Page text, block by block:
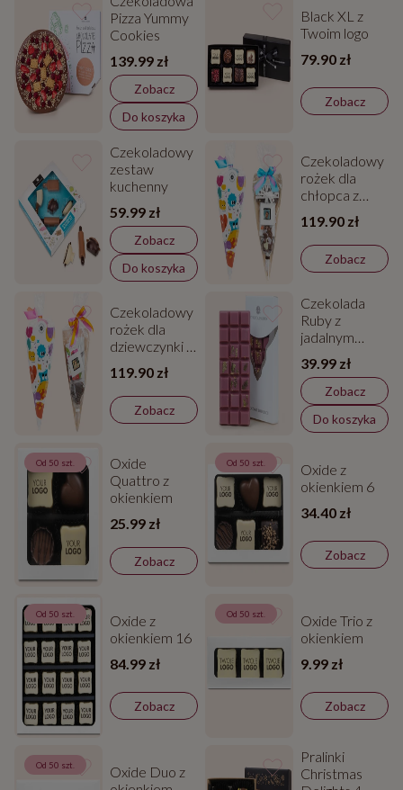
Pizza Yummy
Cookies
139.99 zł
Zobacz
Do koszyka
Black XL z
Twoim logo
79.90 zł
Zobacz
Czekoladowy
zestaw
kuchenny
59.99 zł
Zobacz
Do koszyka
Czekoladowy
rożek dla
chłopca z
zdjęciem
119.90 zł
Zobacz
Czekoladowy
rożek dla
dziewczynki z
zdjęciem
119.90 zł
Zobacz
Czekolada
Ruby z
jadalnym
39.99 zł
Zobacz
Do koszyka
Od 50 szt.
Oxide
Quattro z
okienkiem
25.99 zł
Zobacz
Od 50 szt.
Oxide z
okienkiem 6
34.40 zł
Zobacz
Od 50 szt.
Oxide z
okienkiem 16
84.99 zł
Zobacz
Od 50 szt.
Oxide Trio z
okienkiem
9.99 zł
Zobacz
Od 50 szt.
Oxide Duo z
Pralinki
Christmas